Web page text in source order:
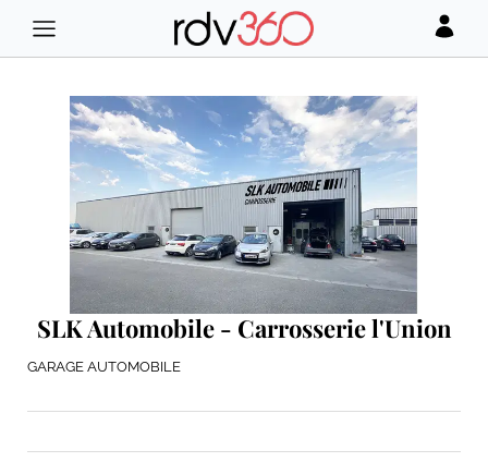
SLK Automobile - Carrosserie l'Union
GARAGE AUTOMOBILE